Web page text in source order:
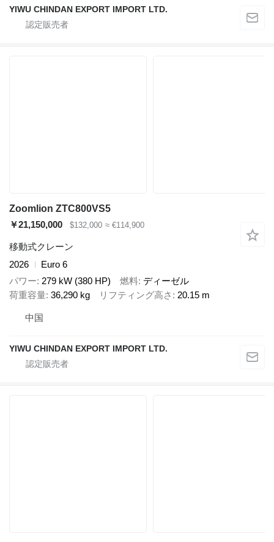
YIWU CHINDAN EXPORT IMPORT LTD.
Zoomlion ZTC800VS5
￥21,150,000
$132,000 ≈ €114,900
移動式クレーン
2026
Euro 6
パワー 279 kW (380 HP) 燃料 ディーゼル
荷重容量 36,290 kg リフティング高さ 20.15 m
中国
YIWU CHINDAN EXPORT IMPORT LTD.